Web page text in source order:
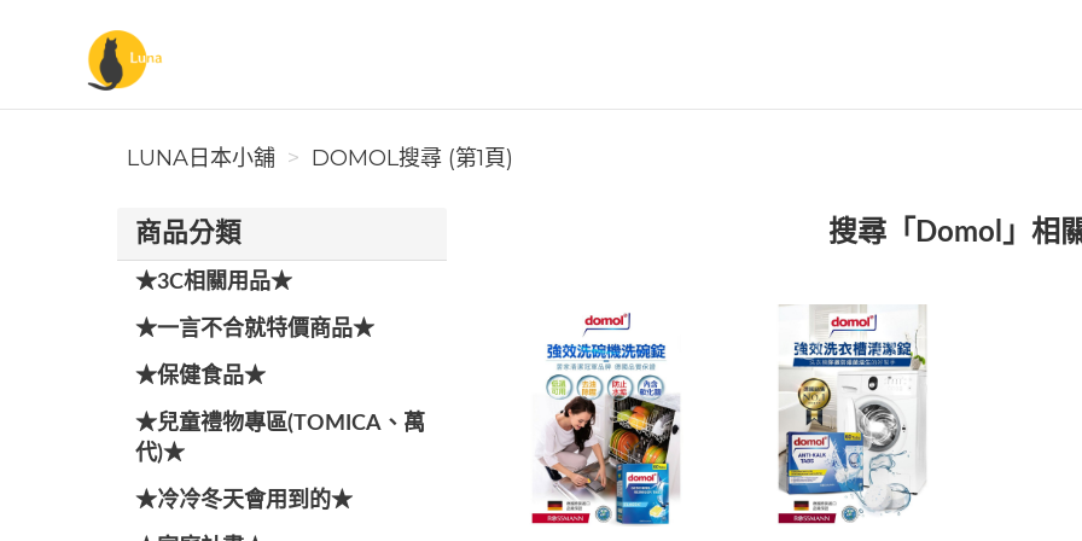
Luna日本小舖
LUNA日本小舖 DOMOL搜尋 (第1頁)
商品分類
★3C相關用品★
★一言不合就特價商品★
★保健食品★
★兒童禮物專區(TOMICA、萬
代)★
★冷冷冬天會用到的★
搜尋「Domol」相